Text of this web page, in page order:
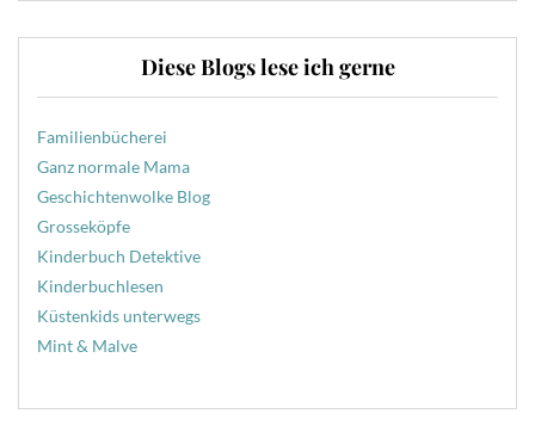
Diese Blogs lese ich gerne
Familienbücherei
Ganz normale Mama
Geschichtenwolke Blog
Grosseköpfe
Kinderbuch Detektive
Kinderbuchlesen
Küstenkids unterwegs
Mint & Malve